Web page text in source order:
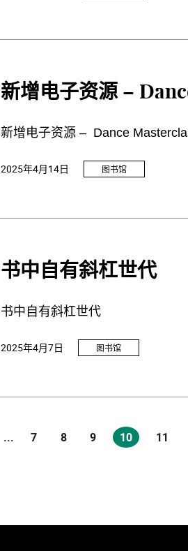
新增电子
新增电子资源 – Dance
图书馆
2025年4月14日
书中自有斜杠世代
书中自有斜杠世代
图书馆
2025年4月7日
... 7 8 9 10
(current)11